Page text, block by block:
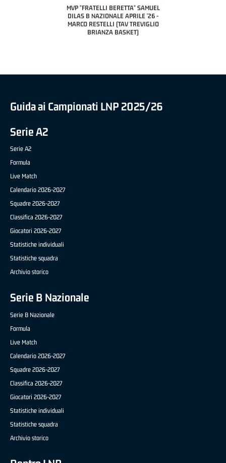
MVP "FRATELLI BERETTA" SAMUEL
DILAS B NAZIONALE APRILE '26 -
MARCO RESTELLI (TAV TREVIGLIO
BRIANZA BASKET)
Guida ai Campionati LNP 2025/26
Serie A2
Serie A2
Formula
Live Match
Calendario 2026-2027
Squadre 2026-2027
Classifica 2026-2027
Giocatori 2026-2027
Statistiche individuali
Statistiche squadra
Archivio storico
Serie B Nazionale
Serie B Nazionale
Formula
Live Match
Calendario 2026-2027
Squadre 2026-2027
Classifica 2026-2027
Giocatori 2026-2027
Statistiche individuali
Statistiche squadra
Archivio storico